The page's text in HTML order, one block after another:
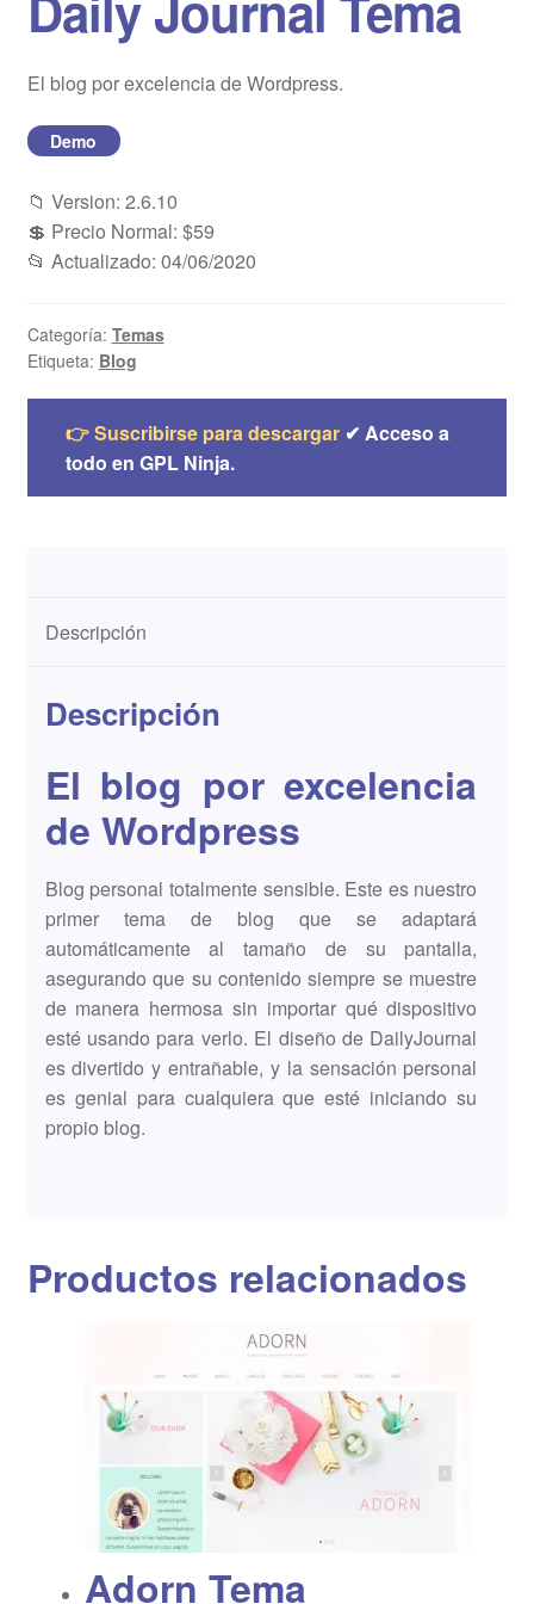
Blog
Mi cuenta
El blog por excelencia de Wordpress.
Demo
📁 Version: 2.6.10
💲 Precio Normal: $59
📂 Actualizado: 04/06/2020
Categoría: Temas
Etiqueta: Blog
👉 Suscribirse para descargar✔ Acceso a
todo en GPL Ninja.
Descripción
Descripción
El blog por excelencia
de Wordpress
Blog personal totalmente sensible. Este es nuestro
primer tema de blog que se adaptará
automáticamente al tamaño de su pantalla,
asegurando que su contenido siempre se muestre
de manera hermosa sin importar qué dispositivo
esté usando para verlo. El diseño de DailyJournal
es divertido y entrañable, y la sensación personal
es genial para cualquiera que esté iniciando su
propio blog.
Productos relacionados
Adorn Tema